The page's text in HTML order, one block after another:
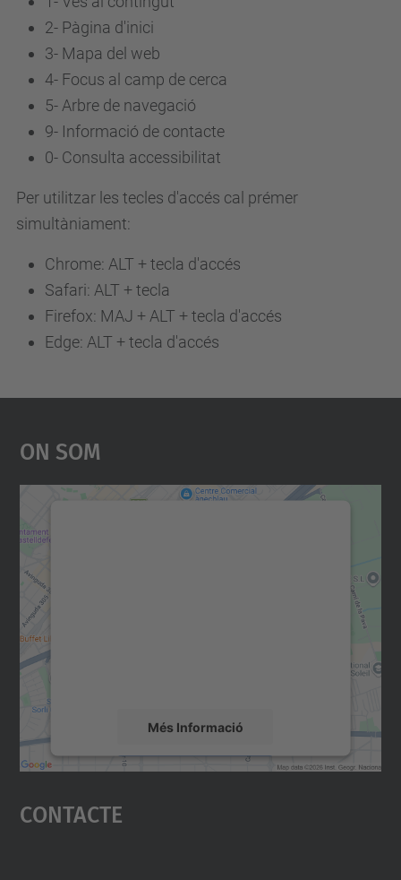
2- Pàgina d'inici
3- Mapa del web
4- Focus al camp de cerca
5- Arbre de navegació
9- Informació de contacte
0- Consulta accessibilitat
Per utilitzar les tecles d'accés cal prémer
simultàniament:
Chrome: ALT + tecla d'accés
Safari: ALT + tecla
Firefox: MAJ + ALT + tecla d'accés
Edge: ALT + tecla d'accés
On Som
Més Informació
Accepta
powered by
Contacte